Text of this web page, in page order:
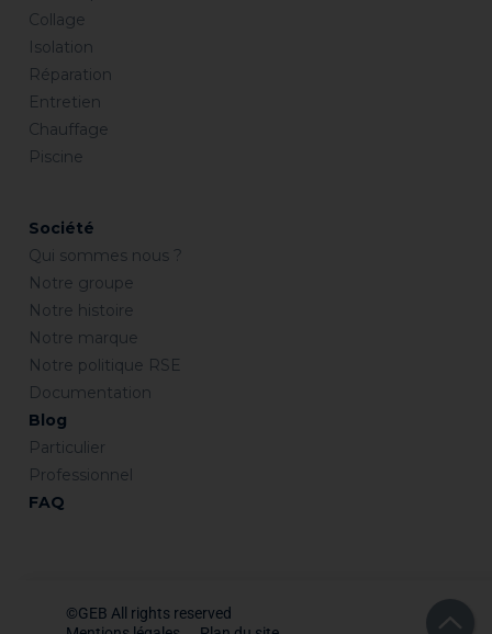
Collage
Isolation
Réparation
Entretien
Chauffage
Piscine
Société
Qui sommes nous ?
Notre groupe
Notre histoire
Notre marque
Notre politique RSE
Documentation
Blog
Particulier
Professionnel
FAQ
©GEB All rights reserved